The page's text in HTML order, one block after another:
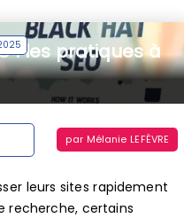
: les pratiques à
par Mélanie LEFÈVRE
leurs sites rapidement
recherche, certains